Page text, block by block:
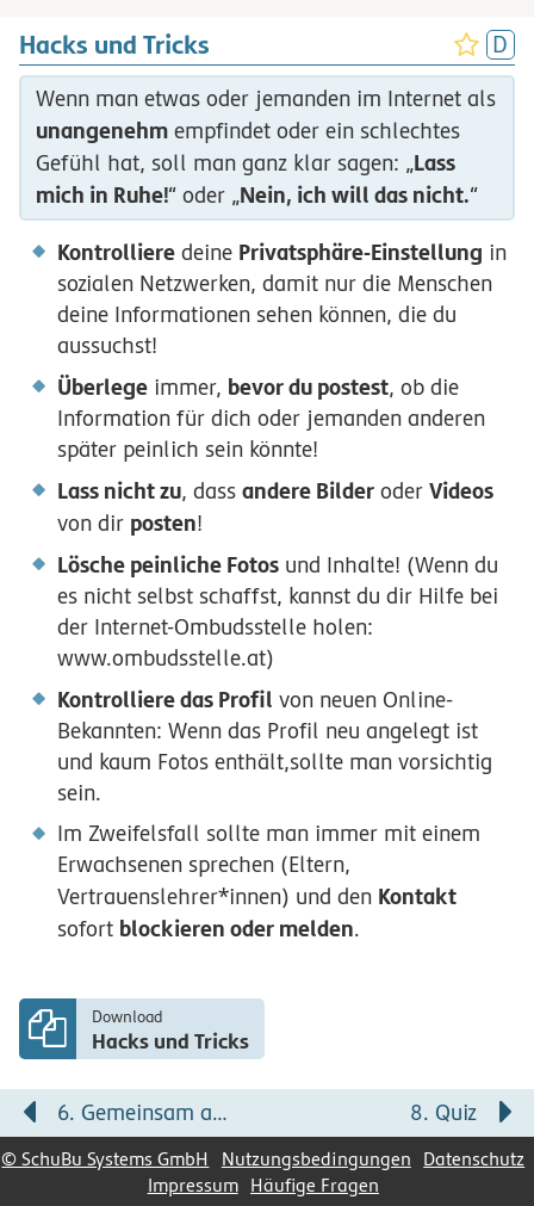
Hacks und Tricks
Wenn man etwas oder jemanden im Internet als
unangenehmempfindet oder ein schlechtes
Gefühl hat, soll man ganz klar sagen: „Lass
mich in Ruhe!“ oder „Nein, ich will das nicht.“
Kontrolliere deine Privatsphäre-Einstellung in
sozialen Netzwerken, damit nur die Menschen
deine Informationen sehen können, die du
aussuchst!
Überlege immer, bevor du postest, ob die
Information für dich oder jemanden anderen
später peinlich sein könnte!
Lass nicht zu, dass andere Bilder oder Videos
von dir posten!
Lösche peinliche Fotos und Inhalte! (Wenn du
es nicht selbst schaffst, kannst du dir Hilfe bei
der Internet-Ombudsstelle holen:
www.ombudsstelle.at)
Kontrolliere das Profil von neuen Online-
Bekannten: Wenn das Profil neu angelegt ist
und kaum Fotos enthält,sollte man vorsichtig
sein.
Im Zweifelsfall sollte man immer mit einem
Erwachsenen sprechen (Eltern,
Vertrauenslehrer*innen) und den Kontakt
sofort blockieren oder melden.
Download
Hacks und Tricks
6. Gemeinsam arbeiten 8. Quiz
© SchuBu Systems GmbH Nutzungsbedingungen
Datenschutz
Impressum
Häufige Fragen